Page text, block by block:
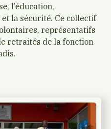
l’éducation,
la sécurité. Ce collectif
représentatifs
retraités de la fonction